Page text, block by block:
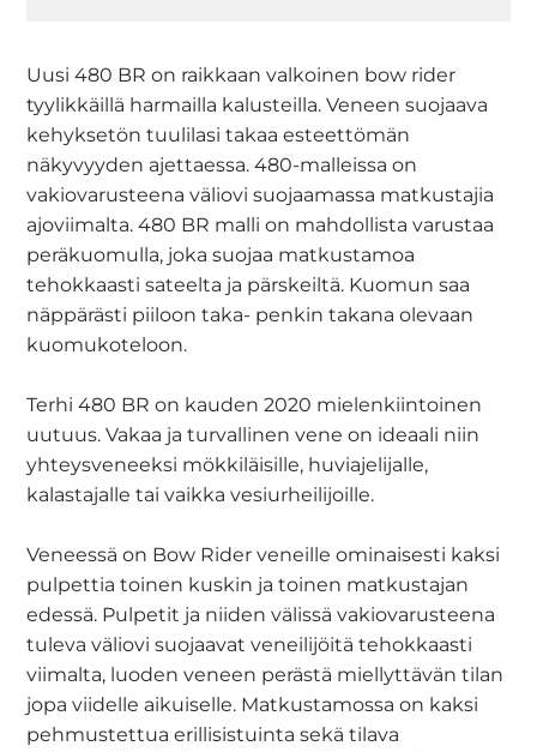
Uusi 480 BR on raikkaan valkoinen bow rider
tyylikkäillä harmailla kalusteilla. Veneen suojaava
kehyksetön tuulilasi takaa esteettömän
näkyvyyden ajettaessa. 480-malleissa on
vakiovarusteena väliovi suojaamassa matkustajia
ajoviimalta. 480 BR malli on mahdollista varustaa
peräkuomulla, joka suojaa matkustamoa
tehokkaasti sateelta ja pärskeiltä. Kuomun saa
näppärästi piiloon taka- penkin takana olevaan
kuomukoteloon.
Terhi 480 BR on kauden 2020 mielenkiintoinen
uutuus. Vakaa ja turvallinen vene on ideaali niin
yhteysveneeksi mökkiläisille, huviajelijalle,
kalastajalle tai vaikka vesiurheilijoille.
Veneessä on Bow Rider veneille ominaisesti kaksi
pulpettia toinen kuskin ja toinen matkustajan
edessä. Pulpetit ja niiden välissä vakiovarusteena
tuleva väliovi suojaavat veneilijöitä tehokkaasti
viimalta, luoden veneen perästä miellyttävän tilan
jopa viidelle aikuiselle. Matkustamossa on kaksi
pehmustettua erillisistuinta sekä tilava